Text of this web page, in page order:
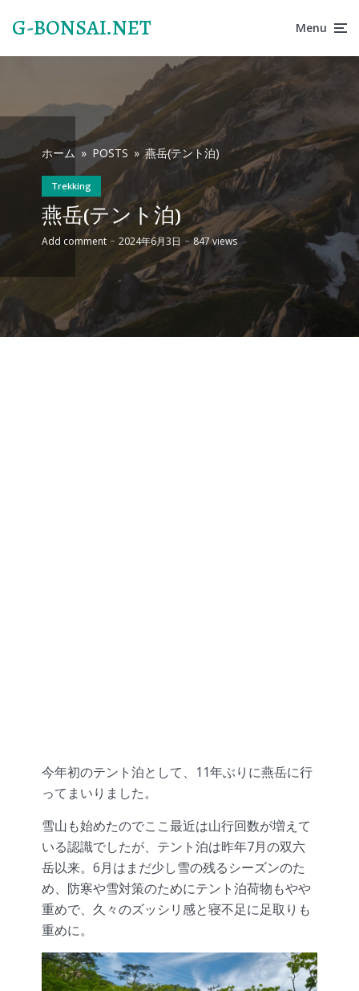
G-BONSAI.NET Menu
ホーム » POSTS » 燕岳(テント泊)
Trekking
燕岳(テント泊)
Add comment 2024年6月3日 847 views
今年初のテント泊として、11年ぶりに燕岳に行
ってまいりました。
雪山も始めたのでここ最近は山行回数が増えて
いる認識でしたが、テント泊は昨年7月の双六
岳以来。6月はまだ少し雪の残るシーズンのた
め、防寒や雪対策のためにテント泊荷物もやや
重めで、久々のズッシリ感と寝不足に足取りも
重めに。